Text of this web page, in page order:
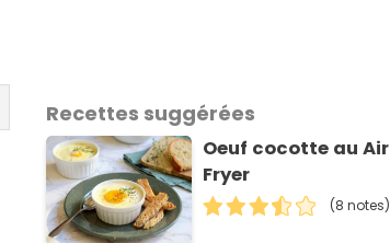
Recettes suggérées
Oeuf cocotte au Air
Fryer
(8 notes)